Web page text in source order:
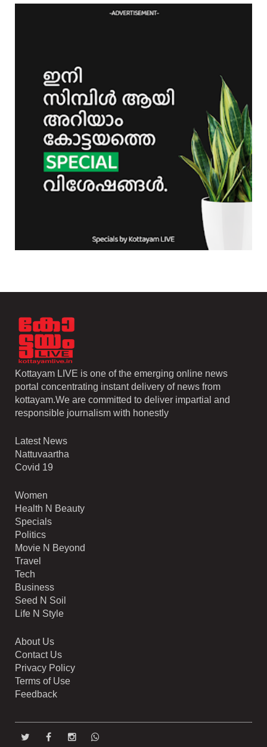
Kottayam LIVE is one of the emerging online news
portal concentrating instant delivery of news from
kottayam.We are committed to deliver impartial and
responsible journalism with honestly
Latest News
Nattuvaartha
Covid 19
Women
Health N Beauty
Specials
Politics
Movie N Beyond
Travel
Tech
Business
Seed N Soil
Life N Style
About Us
Contact Us
Privacy Policy
Terms of Use
Feedback